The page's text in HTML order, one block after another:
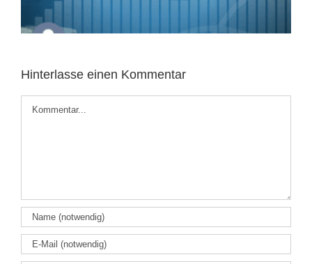
Hinterlasse einen Kommentar